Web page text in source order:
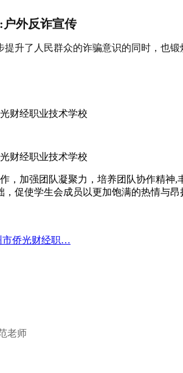
户外反诈宣传
升了人民群众的诈骗意识的同时，也锻
，加强团队凝聚力，培养团队协作精神,
促使学生会成员以更加饱满的热情与昂
侨光财经职…
老师